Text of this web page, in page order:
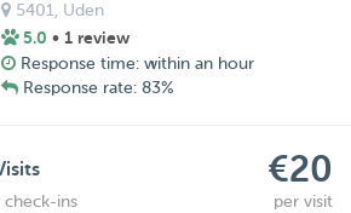
5401, Uden
5.0 • 1 review
Response time: within an hour
Response rate: 83%
€20
ins
per visit